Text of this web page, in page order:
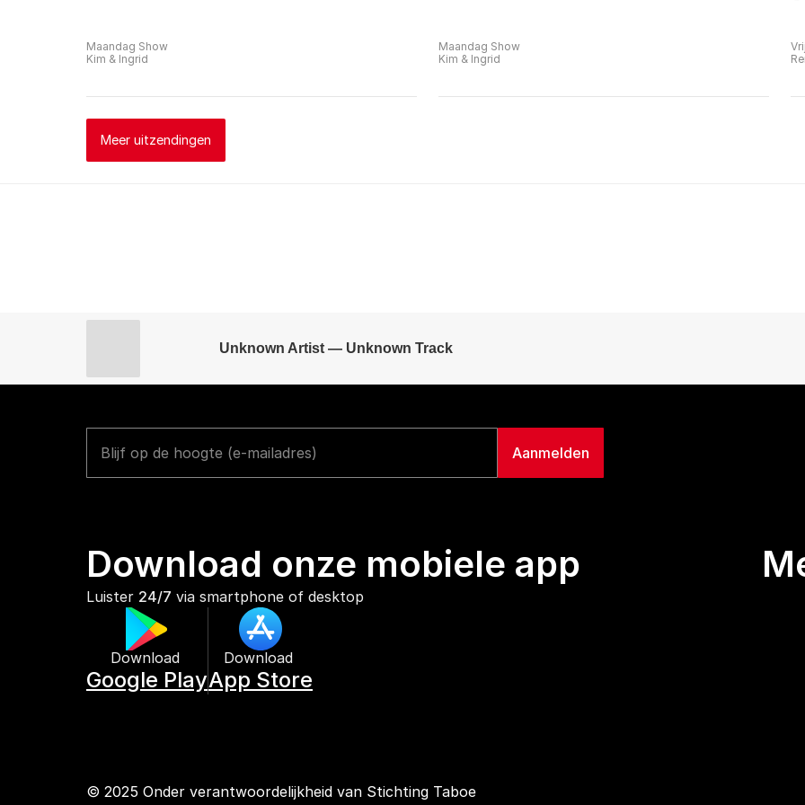
Maandag Show
Kim & Ingrid
Maandag Show
Kim & Ingrid
Meer uitzendingen
Unknown Artist — Unknown Track
Download onze mobiele app
Luister 24/7 via smartphone of desktop
Download
Google Play
Download
App Store
© 2025 Onder verantwoordelijkheid van Stichting Taboe